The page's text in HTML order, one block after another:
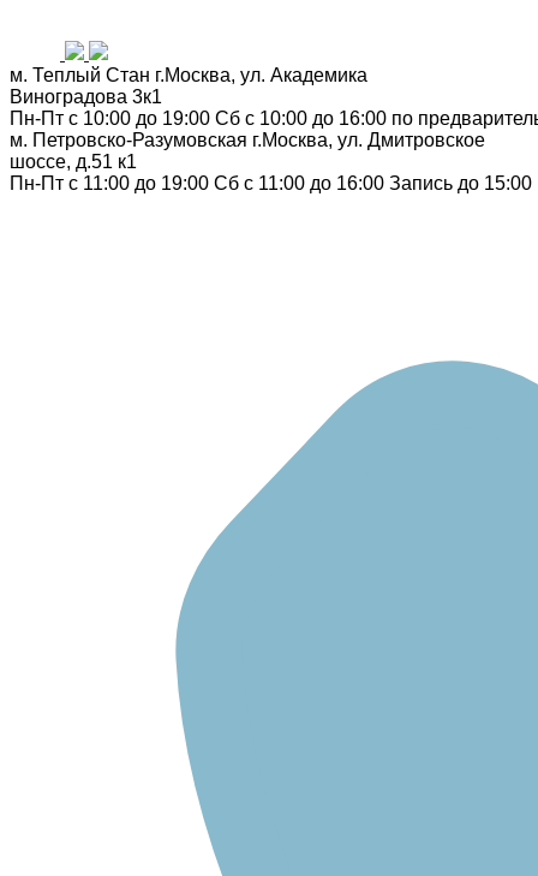
м. Теплый Стан г.Москва, ул. Академика
Виноградова 3к1
Пн-Пт с 10:00 до 19:00 Сб с 10:00 до 16:00 по
м. Петровско-Разумовская г.Москва, ул. Дмитровское
шоссе, д.51 к1
Пн-Пт с 11:00 до 19:00 Сб с 11:00 до 16:00 Запись до 15:00